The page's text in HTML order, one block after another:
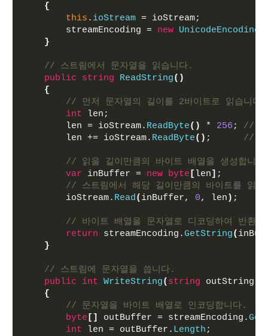
{
this . ioStream = ioStream;
        streamEncoding =
new UnicodeEncoding
}
// 스트림에서 문자열을 읽습니다.
public
string ReadString()
{
// 먼저 문자열의 길이를 2바이트로 읽습니
int len;
        len = ioStream.
ReadByte() * 256 ; // 첫
        len += ioStream.
ReadByte() ; // 두
// 읽을 길이만큼의 바이트 배열을 생성합니
var inBuffer = new byte [ len] ;
// 스트림에서 해당 길이만큼의 바이트를 읽
        ioStream.
Read( inBuffer, 0, len ) ;
// 바이트 배열을 문자열로 디코딩하여 반환합
return streamEncoding.GetString(
}
// 스트림에 문자열을 씁니다.
public
int WriteString( string outString
{
// 문자열을 바이트 배열로 인코딩합니다.
byte [] outBuffer = streamEncoding.
int len = outBuffer. Length ;